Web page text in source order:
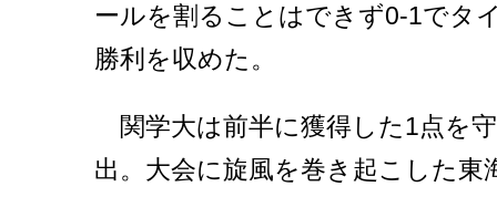
ールを割ることはできず0-1でタ
勝利を収めた。
関学大は前半に獲得した1点を
出。大会に旋風を巻き起こした東